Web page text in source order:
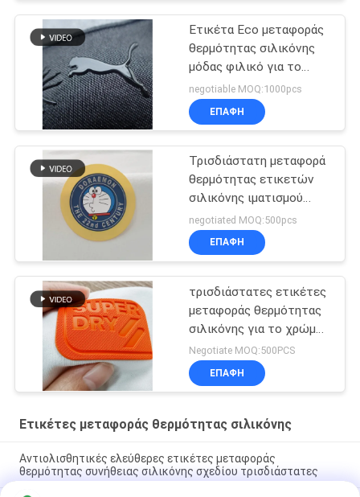
Ετικέτα Eco μεταφοράς
θερμότητας σιλικόνης
μόδας φιλικό για το
αθλητικό ένδυμα
negotiable MOQ:1000pcs
ΕΠΑΦΉ
Τρισδιάστατη μεταφορά
θερμότητας ετικετών
σιλικόνης ιματισμού
σιδερώματος σχεδίων
κινούμενων σχεδίων
negotiated MOQ:500pcs
ΕΠΑΦΉ
τρισδιάστατες ετικέτες
μεταφοράς θερμότητας
σιλικόνης για το χρώμα
Pantone εμπορικών
σημάτων ιματισμού
Negotiate MOQ:500PCS
ΕΠΑΦΉ
Ετικέτες μεταφοράς θερμότητας σιλικόνης
Αντιολισθητικές ελεύθερες ετικέτες μεταφοράς
θερμότητας συνήθειας σιλικόνης σχεδίου τρισδιάστατες